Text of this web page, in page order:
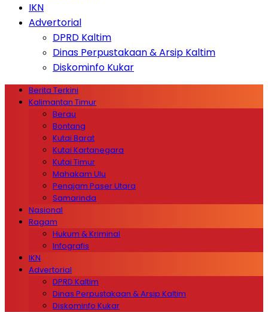
IKN
Advertorial
DPRD Kaltim
Dinas Perpustakaan & Arsip Kaltim
Diskominfo Kukar
Berita Terkini
Kalimantan Timur
Berau
Bontang
Kutai Barat
Kutai Kartanegara
Kutai Timur
Mahakam Ulu
Penajam Paser Utara
Samarinda
Nasional
Ragam
Hukum & Kriminal
Infografis
IKN
Advertorial
DPRD Kaltim
Dinas Perpustakaan & Arsip Kaltim
Diskominfo Kukar